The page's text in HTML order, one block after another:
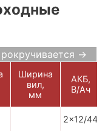
→
Ширина
вил,
мм
АКБ,
В/Ач
2x12/44